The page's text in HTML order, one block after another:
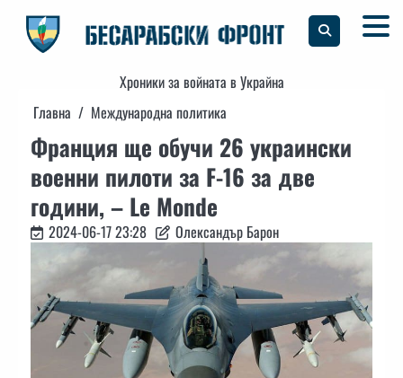
content
Хроники за войната в Украйна
Главна
Международна политика
Франция ще обучи 26 украински
военни пилоти за F-16 за две
години, – Le Monde
2024-06-17 23:28 Олександър Барон